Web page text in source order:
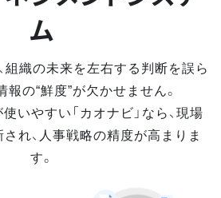
ム
組織の未来を左右する判断を誤ら
報の“鮮度”が欠かせません。
いやすい「カオナビ」なら、現場
れ、人事戦略の精度が高まりま
す。